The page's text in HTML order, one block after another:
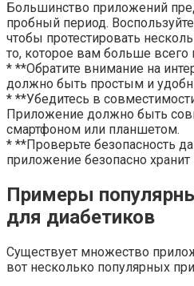
Большинство приложений
пробный период.
чтобы протестировать
то, которое вам больше всего
* **Обратите внимание на
должно быть простым и
* **Убедитесь в
Приложение должно быть
смартфоном или планшетом.
* **Проверьте безопасность
приложение безопасно
Примеры
для диабетиков
Существует множество
вот несколько популярных